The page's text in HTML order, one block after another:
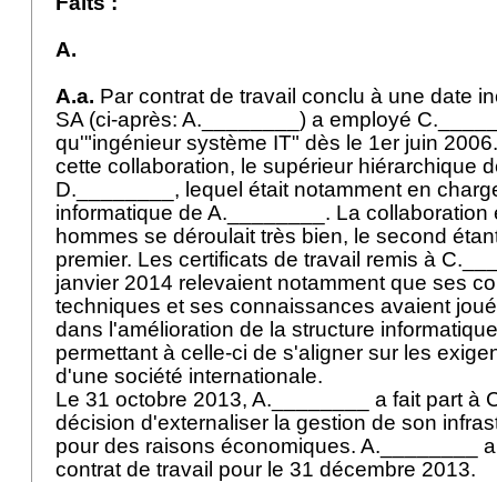
A.
A.a. Par contrat de travail conclu à une date
SA (ci-après: A.________) a employé
qu'"ingénieur système IT" dès le 1er juin
cette collaboration, le supérieur hiérarchique
D.________, lequel était notamment en
informatique de A.________. La collaboration
hommes se déroulait très bien, le second
premier. Les certificats de travail remis à
janvier 2014 relevaient notamment que ses
techniques et ses connaissances avaient
dans l'amélioration de la structure
permettant à celle-ci de s'aligner sur les
d'une société internationale.
Le 31 octobre 2013, A.________ a fait part à
décision d'externaliser la gestion de son
pour des raisons économiques. A.________
contrat de travail pour le 31 décembre 2013.